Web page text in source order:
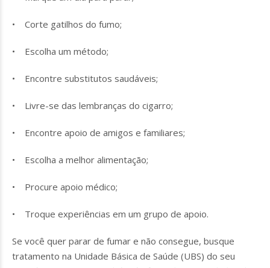
• Corte gatilhos do fumo;
• Escolha um método;
• Encontre substitutos saudáveis;
• Livre-se das lembranças do cigarro;
• Encontre apoio de amigos e familiares;
• Escolha a melhor alimentação;
• Procure apoio médico;
• Troque experiências em um grupo de apoio.
Se você quer parar de fumar e não consegue, busque
tratamento na Unidade Básica de Saúde (UBS) do seu